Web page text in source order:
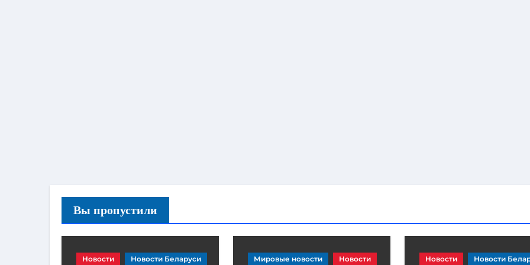
Вы пропустили
Новости Новости Беларуси Мировые новости Новости Новости Новости